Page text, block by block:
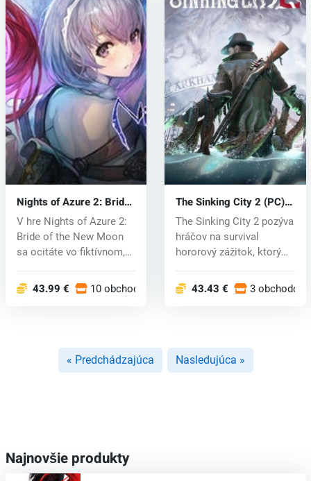
Nights of Azure 2: Bride
of the New Moon (PC) CD
key
V hre Nights of Azure 2:
Bride of the New Moon
sa ocitáte vo fiktívnom,
43.99 € 10 obchodoch
The Sinking City 2 (PC)
key
The Sinking City 2 pozýva
hráčov na survival
hororový zážitok, ktorý
43.43 € 3 obchodoch
« Predchádzajúca Nasledujúca »
Najnovšie produkty